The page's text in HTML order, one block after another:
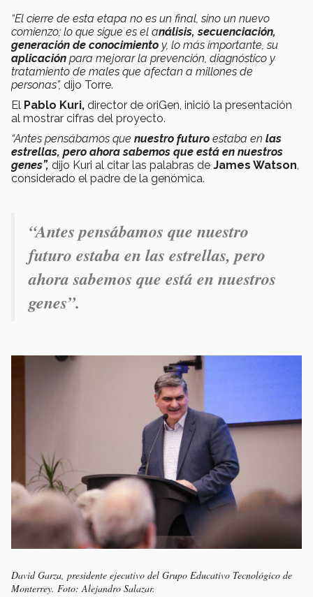
“El cierre de esta etapa no es un final, sino un nuevo
comienzo; lo que sigue es el análisis, secuenciación,
generación de conocimiento y, lo más importante, su
aplicación para mejorar la prevención, diagnóstico y
tratamiento de males que afectan a millones de
personas”, dijo Torre.
El Pablo Kuri, director de oriGen, inició la presentación
al mostrar cifras del proyecto.
“Antes pensábamos que nuestro futuro estaba en las
estrellas, pero ahora sabemos que está en nuestros
genes”, dijo Kuri al citar las palabras de James Watson,
considerado el padre de la genómica.
“Antes pensábamos que nuestro
futuro estaba en las estrellas, pero
ahora sabemos que está en nuestros
genes”.
David Garza, presidente ejecutivo del Grupo Educativo Tecnológico de
Monterrey. Foto: Alejandro Salazar.